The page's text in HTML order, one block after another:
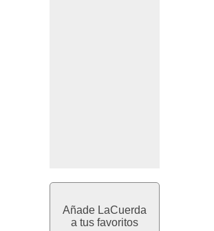
Añade LaCuerda
a tus favoritos